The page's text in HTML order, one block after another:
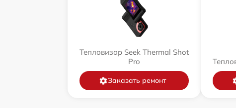
Тепловизор Seek Thermal Shot
Pro
Заказать ремонт